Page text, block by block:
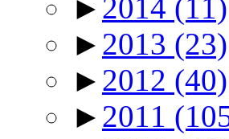
► 2014 (11)
► 2013 (23)
► 2012 (40)
► 2011